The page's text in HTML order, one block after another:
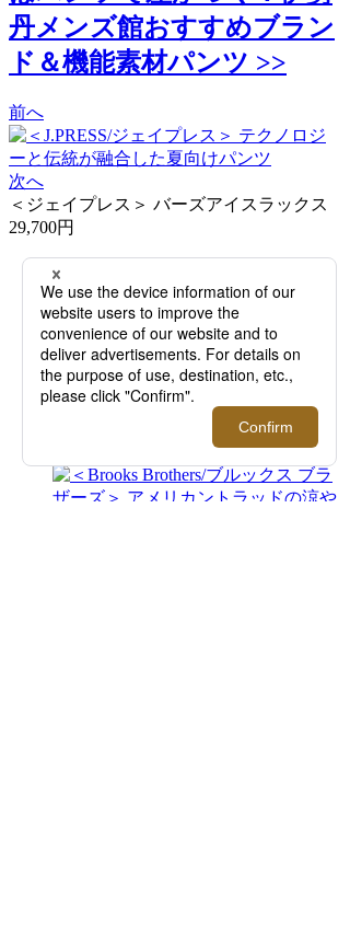
丹メンズ館おすすめブラン
ド＆機能素材パンツ >>
前へ
次へ
＜ジェイプレス＞ バーズアイスラックス
29,700円